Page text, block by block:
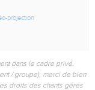
projection
dans le cadre privé.
/ groupe), merci de bien
droits des chants gérés